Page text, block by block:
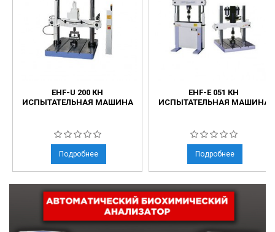
EHF-U 200 КН
ИСПЫТАТЕЛЬНАЯ МАШИНА
Подробнее
EHF-E 051 КН
ИСПЫТАТЕЛЬНАЯ МАШИНА
Подробнее